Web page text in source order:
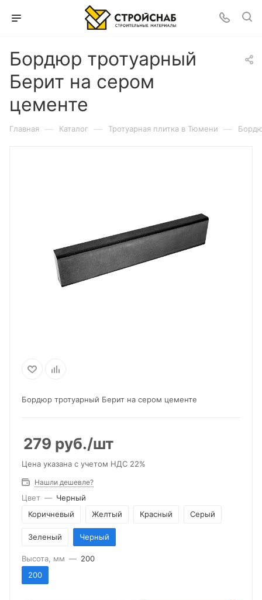
Бордюр тротуарный
Берит на сером
цементе
Главная — Каталог — Тротуарная плитка в Тюмени —
Бордюр тротуарный Берит на сером цементе
279 руб./шт
Цена указана с учетом НДС 22%
Нашли дешевле?
Цвет — Черный
Коричневый
Желтый Красный Серый
Зеленый Черный
Высота, мм — 200
200